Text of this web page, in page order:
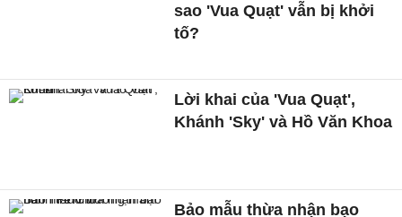
sao 'Vua Quạt' vẫn bị khởi
tố?
Lời khai của 'Vua Quạt',
Khánh 'Sky' và Hồ Văn Khoa
Bảo mẫu thừa nhận bạo